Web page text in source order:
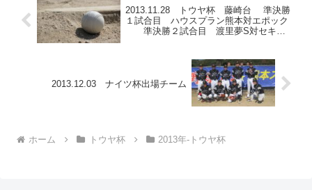
2013.11.28 トウヤ杯 藤崎台 準決勝
１試合目 ハウスプラン熊本対エポック
準決勝２試合目 渡里夢S対セキュ
2013.12.03 ナイツ杯出場チーム
ホーム トウヤ杯 2013年-トウヤ杯